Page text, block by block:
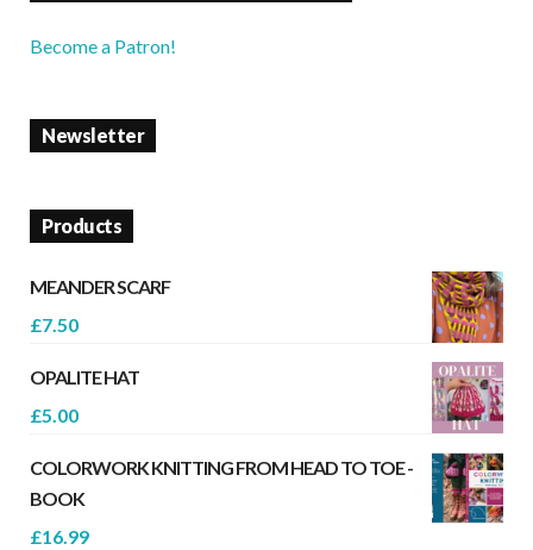
Become a Patron!
Newsletter
Products
MEANDER SCARF
£7.50
OPALITE HAT
£5.00
COLORWORK KNITTING FROM HEAD TO TOE -
BOOK
£16.99